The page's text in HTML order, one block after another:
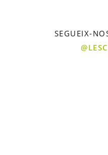
SEGUEIX-